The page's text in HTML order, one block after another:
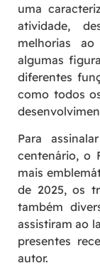
uma
atividade,
melhorias
algumas
diferentes
como todos
Para
centenário, o
mais
de 2025, os
também
assistiram ao
presentes
autor.